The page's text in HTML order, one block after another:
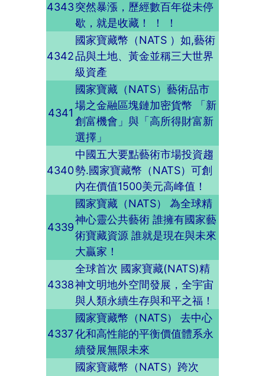
4343突然暴漲，歷經數百年從未停
歇，就是收藏！ ！ ！
4342
國家寶藏幣（NATS ）如,藝術
品與土地、黃金並稱三大世界
級資產
4341
國家寶藏（NATS）藝術品市
場之金融區塊鏈加密貨幣 「新
創富機會」與「高所得財富新
選擇」
4340
中國五大要點藝術市場投資趨
勢.國家寶藏幣（NATS）可創
內在價值1500美元高峰值！
4339
國家寶藏（NATS） 為全球精
神心靈公共藝術 誰擁有國家藝
術寶藏資源 誰就是現在與未來
大贏家！
4338
全球首次 國家寶藏(NATS)精
神文明地外空間發展，全宇宙
與人類永續生存與和平之福！
4337
國家寶藏幣（NATS） 去中心
化和高性能的平衡價值體系永
續發展無限未來
國家寶藏幣（NATS）跨次